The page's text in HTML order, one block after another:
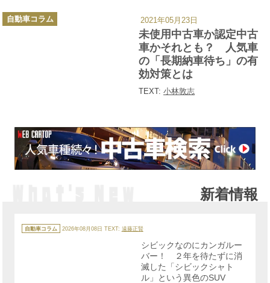
未使用中古車か認定中古
車かそれとも？ 人気車
の「長期納車待ち」の有
効対策とは
TEXT: 小林敦志
カ
テ
自動車コラム 2021年05月23日
新着情報
テ
ゴ
自動車コラム 2026年08月08日 TEXT: 遠藤正賢
シビックなのにカンガルー
バー！ ２年を待たずに消
滅した「シビックシャト
ル」という異色のSUV